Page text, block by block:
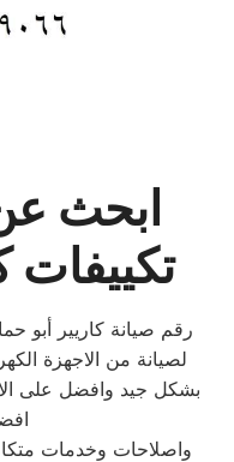
ابحث
تكييفات
رقم صيانة كاريير أبو
لصيانة من الاجهزة
بشكل جيد وافضل على
واصلاحات وخدمات